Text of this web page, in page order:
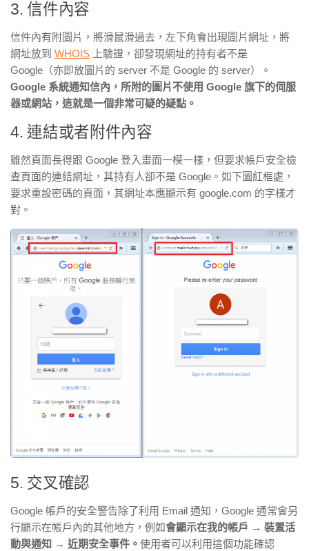
3. 信件內容
信件內有附圖片，將滑鼠滑過去，左下角會出現圖片網址，將
網址放到 WHOIS 上驗證，卻發現網址的持有者不是
Google（亦即放圖片的 server 不是 Google 的 server）。
Google 系統通知信內，所附的圖片不使用 Google 旗下的伺服
器或網站，這就是一個非常可疑的疑點。
4. 連結或者附件內容
雖然頁面長得跟 Google 登入畫面一模一樣，但要求帳戶安全檢
查頁面的連結網址，其持有人卻不是 Google。如下圖紅框處，
要求重設密碼的頁面，其網址本應顯示有 google.com 的字樣才
對。
5. 交叉確認
Google 帳戶的安全警告除了利用 Email 通知，Google 通常會另
行顯示在帳戶內的其他地方，例如會顯示在我的帳戶 → 裝置活
動與通知 → 近期安全事件。 使用者可以利用這個功能確認